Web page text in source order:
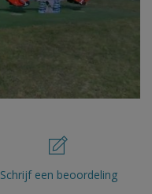
Schrijf een beoordeling